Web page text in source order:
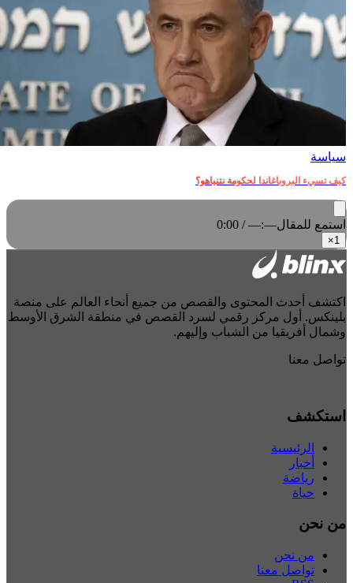
سياسة
كيف تسيء البروباغاندا لحكومة نتنياهو؟
استمع للمقال 0:00 / —:—
1
×
اكتشف أحدث المحتوى والقصص من جميع أنحاء العالم على منصة
بلينكس. أول مركز رقمي لسرد القصص في منطقة الشرق الأوسط
وشمال أفريقيا من الشباب وإليهم.
تواصل معنا
استكشف
الرئيسية
أخبار
رياضة
حياة
من نحن
من نحن
تواصل معنا